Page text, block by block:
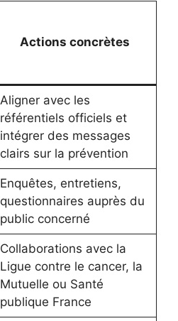
Actions concrètes
Aligner avec les
référentiels officiels et
intégrer des messages
clairs sur la prévention
Enquêtes, entretiens,
questionnaires auprès du
public concerné
Collaborations avec la
Ligue contre le cancer, la
Mutuelle ou Santé
publique France